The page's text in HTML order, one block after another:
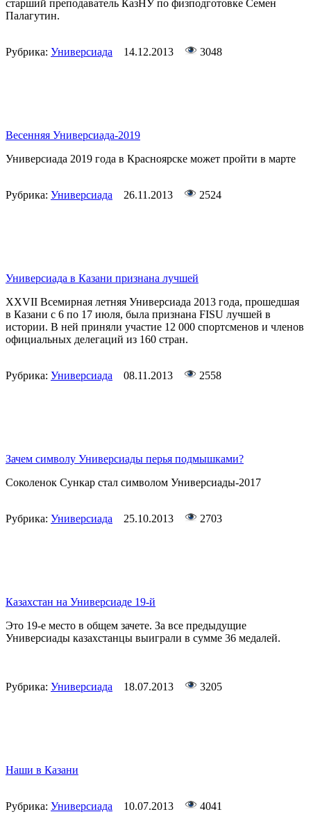
старший преподаватель КазНУ по физподготовке Семен
Палагутин.
Рубрика: Универсиада 14.12.2013 3048
Весенняя Универсиада-2019
Универсиада 2019 года в Красноярске может пройти в марте
Рубрика: Универсиада 26.11.2013 2524
Универсиада в Казани признана лучшей
XXVII Всемирная летняя Универсиада 2013 года, прошедшая
в Казани с 6 по 17 июля, была признана FISU лучшей в
истории. В ней приняли участие 12 000 спортсменов и членов
официальных делегаций из 160 стран.
Рубрика: Универсиада 08.11.2013 2558
Зачем символу Универсиады перья подмышками?
Соколенок Сункар стал символом Универсиады-2017
Рубрика: Универсиада 25.10.2013 2703
Казахстан на Универсиаде 19-й
Это 19-е место в общем зачете. За все предыдущие
Универсиады казахстанцы выиграли в сумме 36 медалей.
Рубрика: Универсиада 18.07.2013 3205
Наши в Казани
Рубрика: Универсиада 10.07.2013 4041